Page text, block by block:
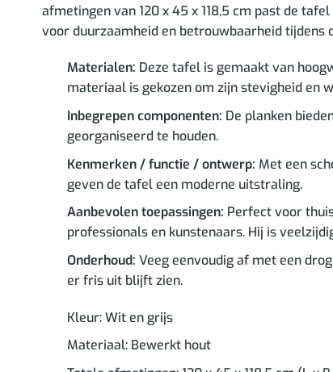
afmetingen van 120 x 45 x 118,5 cm past de
voor duurzaamheid en betrouwbaarheid tijdens
Materialen: Deze tafel is gemaakt van
materiaal is gekozen om zijn stevigheid en
Inbegrepen componenten: De planken
georganiseerd te houden.
Kenmerken / functie / ontwerp: Met een
geven de tafel een moderne uitstraling.
Aanbevolen toepassingen: Perfect voor
professionals en kunstenaars. Hij is
Onderhoud: Veeg eenvoudig af met een
er fris uit blijft zien.
Kleur: Wit en grijs
Materiaal: Bewerkt hout